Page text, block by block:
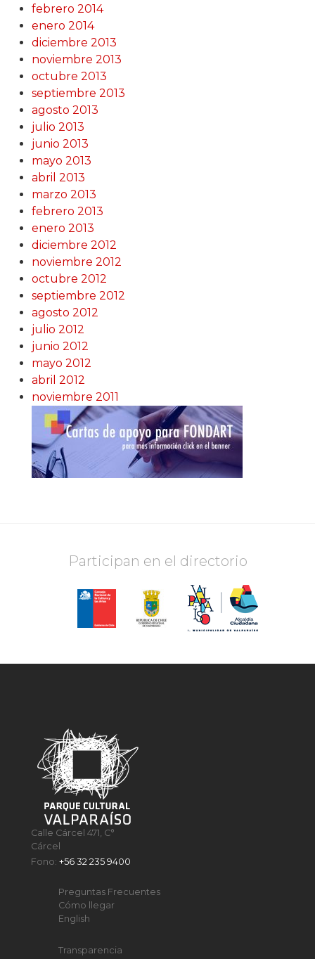
febrero 2014
enero 2014
diciembre 2013
noviembre 2013
octubre 2013
septiembre 2013
agosto 2013
julio 2013
junio 2013
mayo 2013
abril 2013
marzo 2013
febrero 2013
enero 2013
diciembre 2012
noviembre 2012
octubre 2012
septiembre 2012
agosto 2012
julio 2012
junio 2012
mayo 2012
abril 2012
noviembre 2011
Participan en el directorio
Calle Cárcel 471, C°
Cárcel
Fono:+56 32 235 9400
Preguntas Frecuentes
Cómo llegar
English
Transparencia